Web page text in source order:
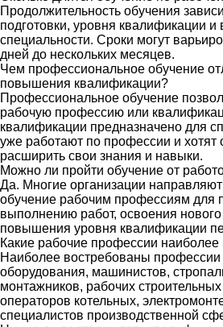
Продолжительность обучения
подготовки, уровня квалификации
специальности. Сроки могут
дней до нескольких месяцев.
Чем профессиональное обучение
повышения квалификации?
Профессиональное обучение
рабочую профессию или
квалификации предназначено для
уже работают по профессии и хотят
расширить свои знания и навыки.
Можно ли пройти обучение от
Да. Многие организации направляют
обучение рабочим профессиям для
выполнению работ, освоения
повышения уровня квалификации
Какие рабочие профессии
Наиболее востребованы профессии
оборудования, машинистов,
монтажников, рабочих
операторов котельных,
специалистов производственной